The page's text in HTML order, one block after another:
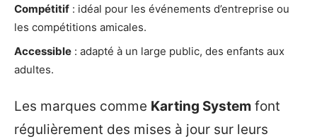
Compétitif : idéal pour les événements d’entreprise ou
les compétitions amicales.
Accessible : adapté à un large public, des enfants aux
adultes.
Les marques comme Karting System font
régulièrement des mises à jour sur leurs